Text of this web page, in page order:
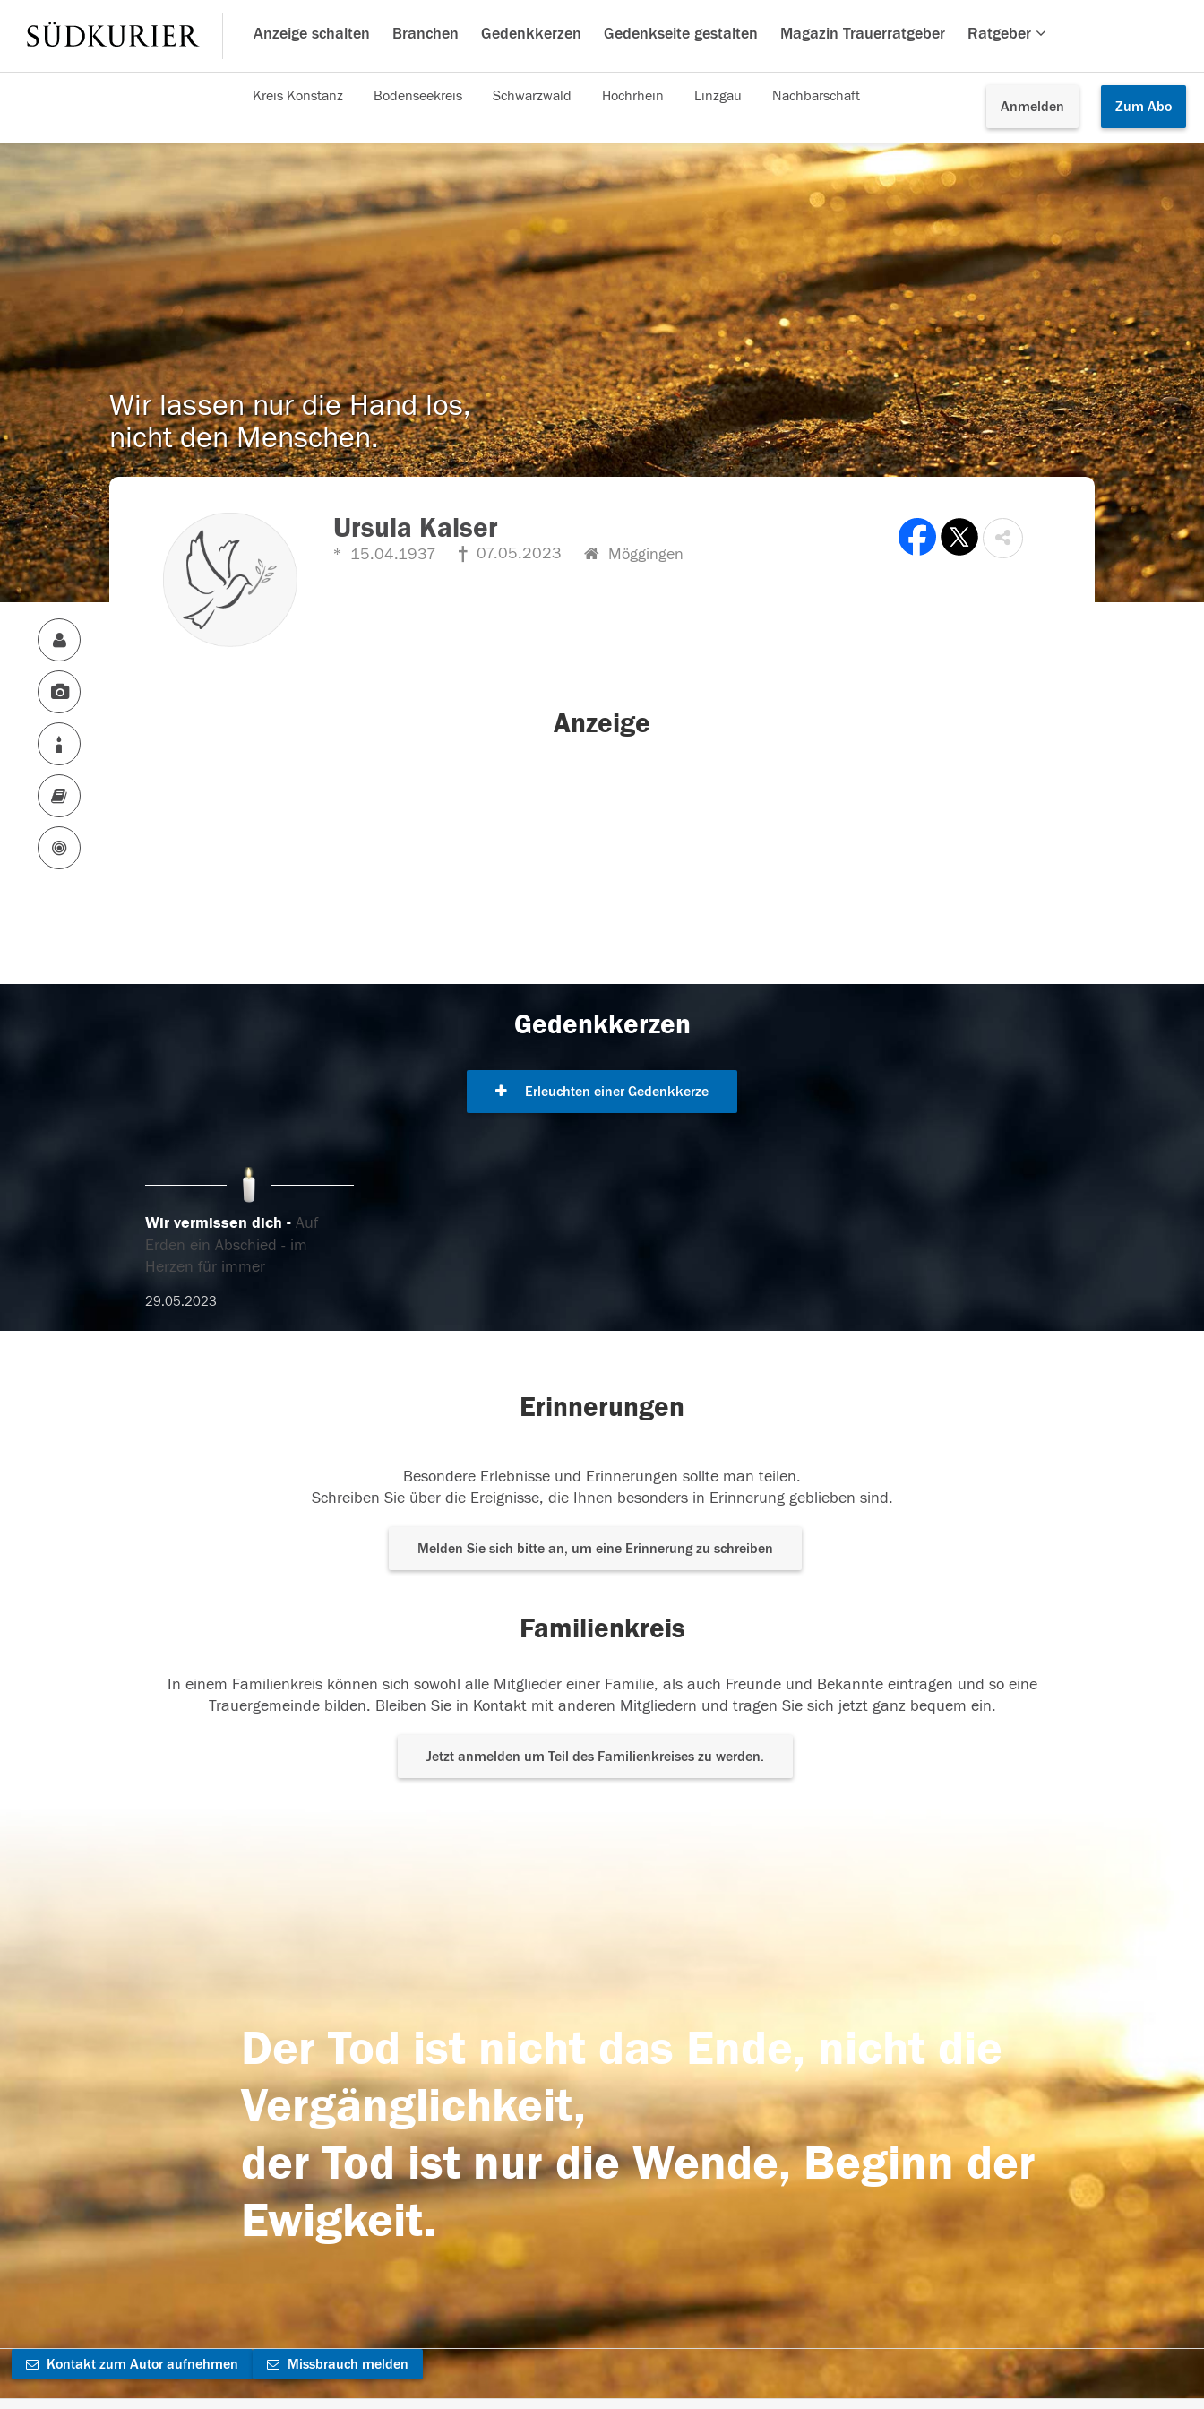
Anzeige schalten Branchen Gedenkkerzen Gedenkseite gestalten Magazin Trauerratgeber Ratgeber
Anmelden Zum Abo
Kreis Konstanz Bodenseekreis Schwarzwald Hochrhein Linzgau Nachbarschaft
Wir lassen nur die Hand los,
nicht den Menschen.
Ursula Kaiser
15.04.1937 07.05.2023 Möggingen
Anzeige
Gedenkkerzen
Erleuchten einer Gedenkkerze
Wir vermissen dich
Auf
Erden ein Abschied - im
Herzen für immer
29.05.2023
Erinnerungen
Besondere Erlebnisse und Erinnerungen sollte man teilen.
Schreiben Sie über die Ereignisse, die Ihnen besonders in Erinnerung geblieben sind.
Melden Sie sich bitte an, um eine Erinnerung zu schreiben
Familienkreis
In einem Familienkreis können sich sowohl alle Mitglieder einer Familie, als auch Freunde und Bekannte eintragen und so eine
Trauergemeinde bilden. Bleiben Sie in Kontakt mit anderen Mitgliedern und tragen Sie sich jetzt ganz bequem ein.
Jetzt anmelden um Teil des Familienkreises zu werden.
Der Tod ist nicht das Ende, nicht die
Vergänglichkeit,
der Tod ist nur die Wende, Beginn der
Ewigkeit.
Kontakt zum Autor aufnehmen Missbrauch melden